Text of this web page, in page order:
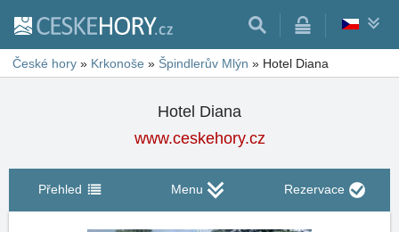
České hory » Krkonoše » Špindlerův Mlýn » Hotel Diana
Hotel Diana
www.ceskehory.cz
Přehled Menu Rezervace